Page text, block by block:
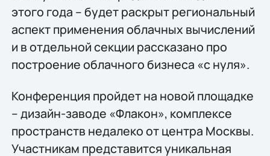
этого года – будет раскрыт региональный
аспект применения облачных вычислений
и в отдельной секции рассказано про
построение облачного бизнеса «с нуля».
Конференция пройдет на новой площадке
– дизайн-заводе «Флакон», комплексе
пространств недалеко от центра Москвы.
Участникам представится уникальная